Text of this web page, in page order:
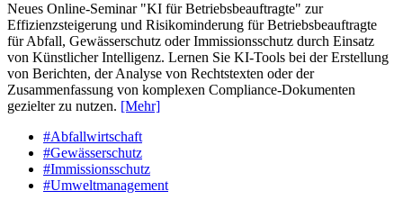
Neues Online-Seminar "KI für Betriebsbeauftragte" zur
Effizienzsteigerung und Risikominderung für Betriebsbeauftragte
für Abfall, Gewässerschutz oder Immissionsschutz durch Einsatz
von Künstlicher Intelligenz. Lernen Sie KI-Tools bei der Erstellung
von Berichten, der Analyse von Rechtstexten oder der
Zusammenfassung von komplexen Compliance-Dokumenten
gezielter zu nutzen. [Mehr]
#Abfallwirtschaft
#Gewässerschutz
#Immissionsschutz
#Umweltmanagement